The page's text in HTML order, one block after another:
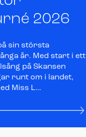
2026
sin största
år. Med start i ett
på Skansen
runt om i landet,
Miss L...